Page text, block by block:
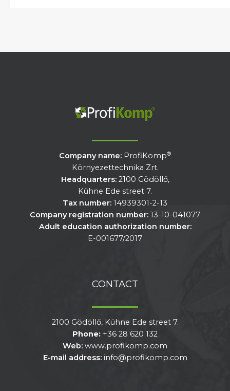
Company name: ProfiKomp®
Környezettechnika Zrt.
Headquarters:2100 Gödöllő,
Kühne Ede street 7.
Tax number: 14939301-2-13
Company registration number: 13-10-041077
Adult education authorization number:
E-001677/2017
CONTACT
2100 Gödöllő, Kühne Ede street 7.
Phone: +36 28 620 132
Web: www.profikomp.com
E-mail address: info@profikomp.com